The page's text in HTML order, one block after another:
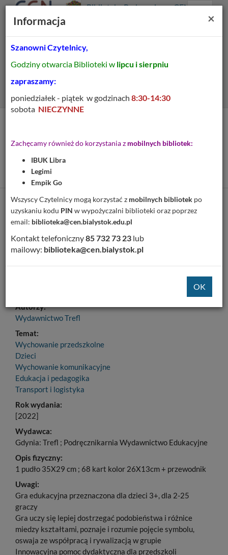
główne
główna
Prolib
główna
Biblioteka Pedagogiczna CEN
Menu
domino edukacyjne dla
całej grupy
Cytuj
Dodaj na Twoją półkę
Szczegóły MARC 21
Figury i znaki drogowe: domino edukacyjne dla całej grupy
Autorzy:
Wydawnictwo Trefl
Temat:
Wychowanie przedszkolne
Dzieci
Wychowanie komunikacyjne
Edukacja i pedagogika
Transport i logistyka
Rok wydania:
[2022]
Wydawca:
Gdynia: Trefl ; Podręcznikarnia Wydawnictwo Edukacyjne
Opis fizyczny:
1 pudło 35X29 cm ; 68 kart kolor 26X13cm + przewodnik
Uwagi:
Gra edukacyjna przeznaczona dla dzieci 3+, dla 2-25
graczy
Gra uczy się lepiej dostrzegać podobieństwa i różnice
miedzy kształtami, poznaje i rozumie pojęcie symbolu,
oswaja ze współpracą i rywalizacją w grupie
Innowacyjna pomoc dydaktyczna dla przedszkoli
×
Informacja
Szanowni Czytelnicy,
Godziny otwarcia Biblioteki w lipcu i sierpniu
zapraszamy:
poniedziałek - piątek w godzinach 8:30-14:30
sobota NIECZYNNE
Zachęcamy również do korzystania z mobilnych bibliotek:
IBUK Libra
Legimi
Empik Go
Wszyscy Czytelnicy mogą korzystać z mobilnych bibliotek po
uzyskaniu kodu PIN w wypożyczalni biblioteki oraz poprzez
email: biblioteka@cen.bialystok.edu.pl
Kontakt telefoniczny85 732 73 23 lub
mailowy: biblioteka@cen.bialystok.pl